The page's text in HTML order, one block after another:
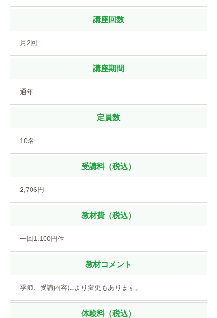
講座回数
月2回
講座期間
通年
定員数
10名
受講料（税込）
2,706円
教材費（税込）
一回1.100円位
教材コメント
季節、受講内容により変更もあります。
体験料（税込）